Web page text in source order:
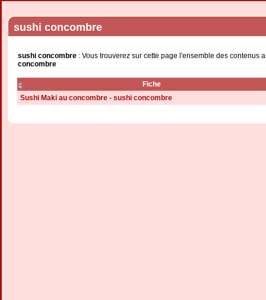
sushi concombre
sushi concombre : Vous trouverez sur cette page l'ensemble des contenus
concombre
Fiche
Sushi Maki au concombre - sushi concombre